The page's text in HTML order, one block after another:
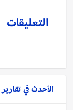
التعليقات
الأحدث في